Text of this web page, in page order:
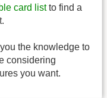
card listto find a
the knowledge to
considering
you want.